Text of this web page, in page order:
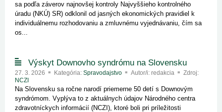
sa podľa záverov najnovšej kontroly Najvyššieho kontrolného
úradu (NKÚ) SR) odklonil od jasných ekonomických pravidiel k
individuálnemu rozhodovaniu a zmluvnému vyjednávaniu, čím sa
os...
Výskyt Downovho syndrómu na Slovensku
27. 3. 2026 Kategória: Spravodajstvo Autor/i: redakcia
Zdroj:
NCZI
Na Slovensku sa ročne narodí priemerne 50 detí s Downovým
syndrómom. Vyplýva to z aktuálnych údajov Národného centra
zdravotníckych informácií (NCZI), ktoré boli pri príležitosti